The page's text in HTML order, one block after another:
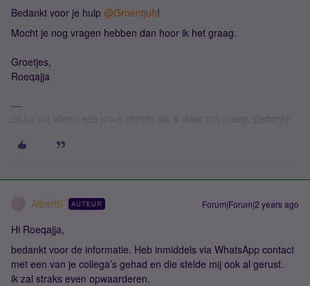
Bedankt voor je hulp @Groentjuh!
Mocht je nog vragen hebben dan hoor ik het graag.
Groetjes,
Roeqajja
AlbertS AUTEUR Forum|Forum|2 years ago
Hi Roeqajja,
bedankt voor de informatie. Heb inmiddels via WhatsApp contact
met een van je collega’s gehad en die stelde mij ook al gerust.
ik zal straks even opwaarderen.